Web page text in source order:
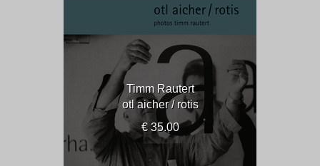
Timm Rautert
otl aicher / rotis
€ 35.00